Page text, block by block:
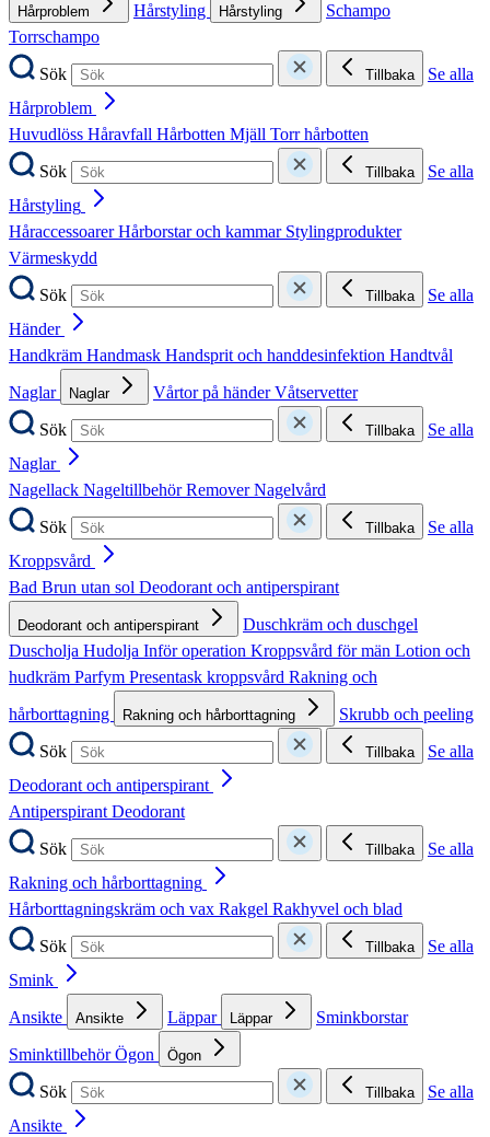
Hårproblem Hårstyling Hårstyling
Schampo
Torrschampo
Sök
Tillbaka
Se alla
Hårproblem
Huvudlöss Håravfall Hårbotten Mjäll Torr hårbotten
Sök
Tillbaka
Se alla
Hårstyling
HåraccessoarerHårborstar och kammar Stylingprodukter
Värmeskydd
Sök
Tillbaka
Se alla
Händer
Handkräm Handmask Handsprit och handdesinfektion Handtvål
Naglar
Naglar Vårtor på händerVåtservetter
Sök
Tillbaka
Se alla
Naglar
Nagellack NageltillbehörRemoverNagelvård
Sök
Tillbaka
Se alla
Kroppsvård
Bad Brun utan sol Deodorant och antiperspirant
Deodorant och antiperspirant
Duschkräm och duschgel
Duscholja Hudolja Inför operation Kroppsvård för män Lotion och
hudkräm Parfym Presentask kroppsvård Rakning och
hårborttagning
Rakning och hårborttagning
Skrubb och peeling
Sök
Tillbaka
Se alla
Deodorant och antiperspirant
AntiperspirantDeodorant
Sök
Tillbaka
Se alla
Rakning och hårborttagning
Hårborttagningskräm och vax Rakgel Rakhyvel och blad
Sök
Tillbaka
Se alla
Smink
Ansikte
Ansikte Läppar Läppar
Sminkborstar
SminktillbehörÖgon Ögon
Sök Tillbaka
Se alla
Ansikte